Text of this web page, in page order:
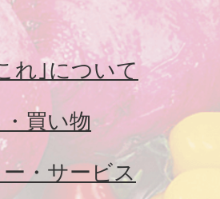
れ｣について
買い物
・サービス